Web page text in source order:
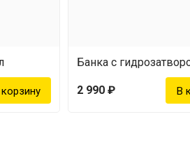
Банка с
2 990 ₽